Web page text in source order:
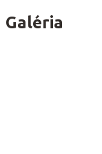
Galéria